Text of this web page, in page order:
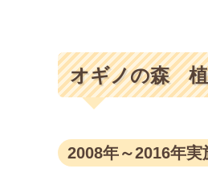
オギノの森 植
2008年～2016年